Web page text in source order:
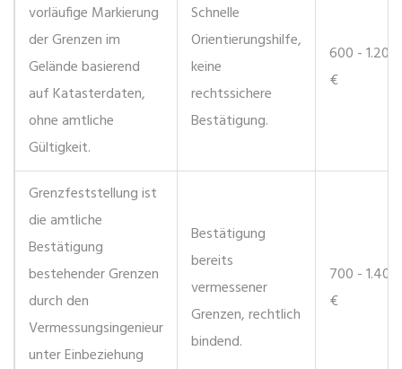
vorläufige Markierung
der Grenzen im
Gelände basierend
auf Katasterdaten,
ohne amtliche
Gültigkeit.
Schnelle
Orientierungshilfe,
keine
rechtssichere
Bestätigung.
600 - 1.200
€
Grenzfeststellungist
die amtliche
Bestätigung
bestehender Grenzen
durch den
Vermessungsingenieur
unter Einbeziehung
Bestätigung
bereits
vermessener
Grenzen, rechtlich
bindend.
700 - 1.400
€